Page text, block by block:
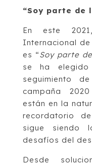
“Soy parte de
En este
Internacional
es “Soy parte
se ha elegido
seguimiento
campaña
están en la
recordatorio
sigue siendo
desafíos del
Desde